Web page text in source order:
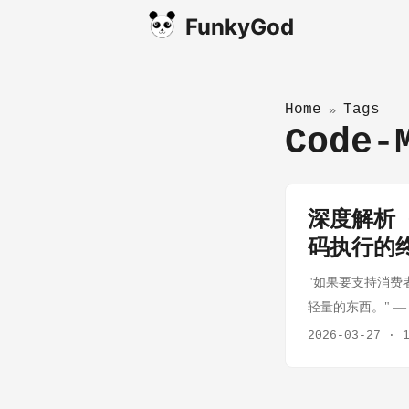
FunkyGod
Home » Tags
深度解
码执行的
"如果要支持消费
轻量的东西。" —
式。从简单的工
2026-03-27 ·